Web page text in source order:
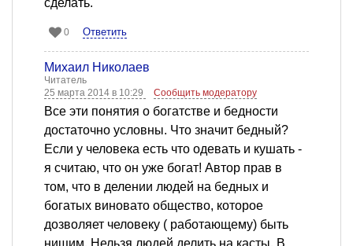
сделать.
0 Ответить
Михаил Николаев
Читатель
25 марта 2014 в 10:29
Сообщить модератору
Все эти понятия о богатстве и бедности
достаточно условны. Что значит бедный?
Если у человека есть что одевать и кушать -
я считаю, что он уже богат! Автор прав в
том, что в делении людей на бедных и
богатых виновато общество, которое
дозволяет человеку ( работающему) быть